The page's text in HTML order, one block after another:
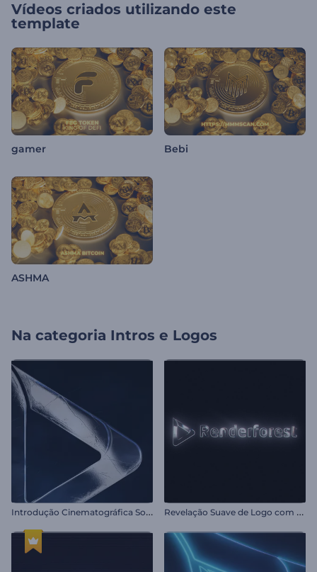
Vídeos criados utilizando este
template
gamer Bebi
ASHMA
Na categoria Intros e Logos
I
ntrodução Cinematográfica Sombria R
evelação Suave de Logo com Luz